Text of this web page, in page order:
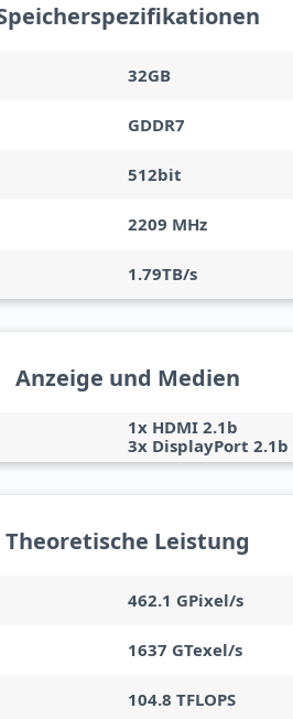
32GB
GDDR7
512bit
2209 MHz
1.79TB/s
Anzeige und Medien
1x HDMI 2.1b
3x DisplayPort 2.1b
Theoretische Leistung
462.1 GPixel/s
1637 GTexel/s
104.8 TFLOPS